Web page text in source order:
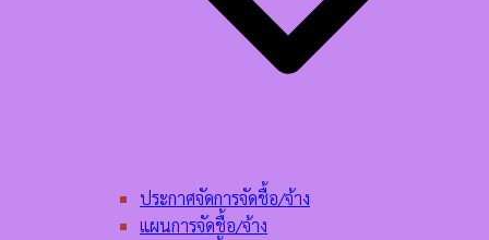
ประกาศจัดการจัดชื้อ/จ้าง
แผนการจัดชื้อ/จ้าง